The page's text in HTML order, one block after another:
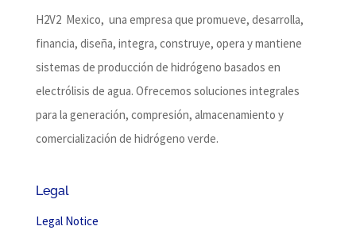
H2V2 Mexico, una empresa que promueve, desarrolla,
financia, diseña, integra, construye, opera y mantiene
sistemas de producción de hidrógeno basados ​​en
electrólisis de agua. Ofrecemos soluciones integrales
para la generación, compresión, almacenamiento y
comercialización de hidrógeno verde.
Legal
Legal Notice